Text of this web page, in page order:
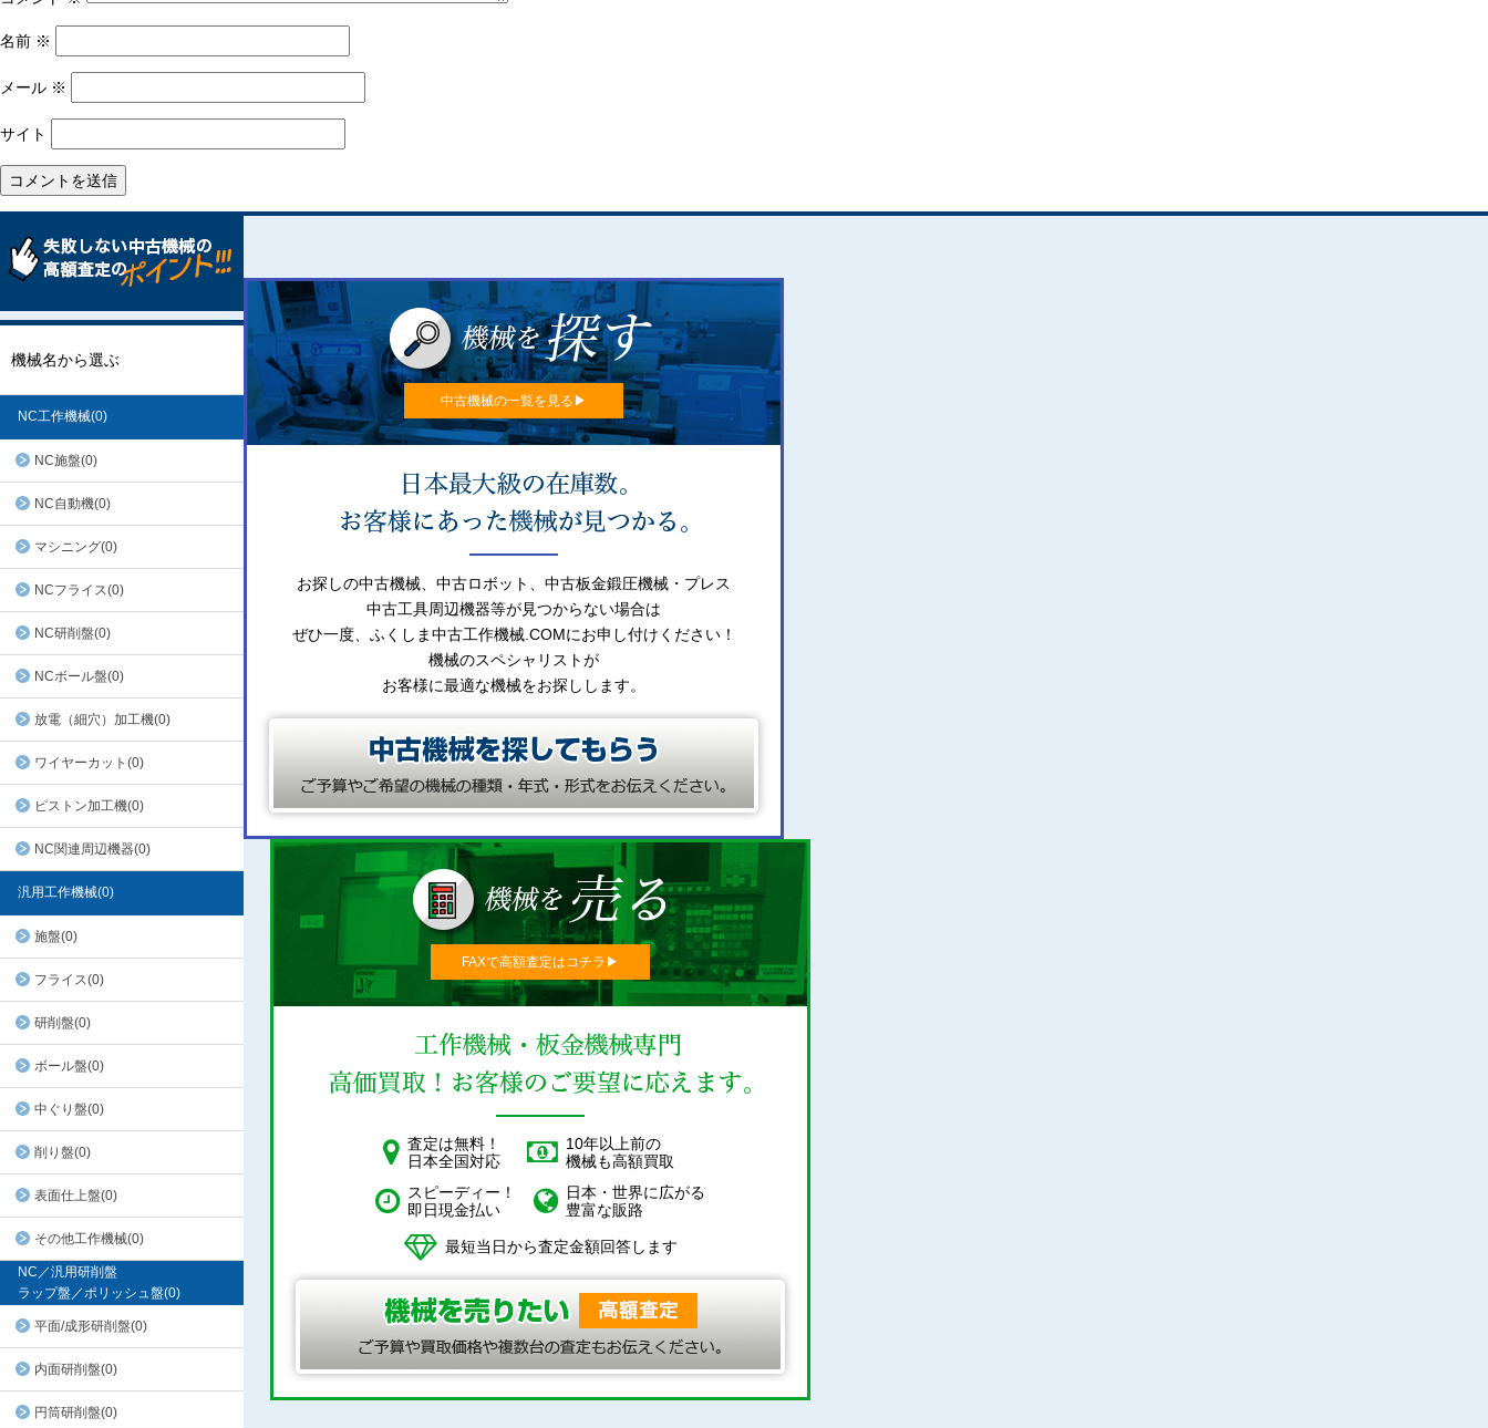
名前 ※
メール ※
サイト
機械名から選ぶ
NC工作機械(0)
NC施盤(0)
NC自動機(0)
マシニング(0)
NCフライス(0)
NC研削盤(0)
NCボール盤(0)
放電（細穴）加工機(0)
ワイヤーカット(0)
ピストン加工機(0)
NC関連周辺機器(0)
汎用工作機械(0)
施盤(0)
フライス(0)
研削盤(0)
ボール盤(0)
中ぐり盤(0)
削り盤(0)
表面仕上盤(0)
その他工作機械(0)
NC／汎用研削盤
ラップ盤／ポリッシュ盤(0)
平面/成形研削盤(0)
内面研削盤(0)
円筒研削盤(0)
中古機械の一覧を見る▶︎
お探しの中古機械、中古ロボット、中古板金鍛圧機械・プレス
中古工具周辺機器等が見つからない場合は
ぜひ一度、ふくしま中古工作機械.COMにお申し付けください！
機械のスペシャリストが
お客様に最適な機械をお探しします。
FAXで高額査定はコチラ▶︎
査定は無料！
日本全国対応
10年以上前の
機械も高額買取
スピーディー！
即日現金払い
日本・世界に広がる
豊富な販路
最短当日から査定金額回答します